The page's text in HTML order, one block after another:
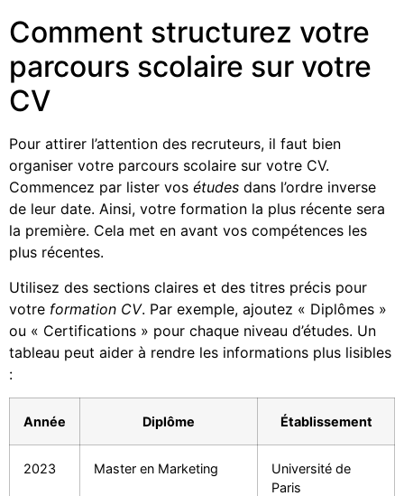
Comment structurez votre
parcours scolaire sur votre
CV
Pour attirer l’attention des recruteurs, il faut bien
organiser votre parcours scolaire sur votre CV.
Commencez par lister vos études dans l’ordre inverse
de leur date. Ainsi, votre formation la plus récente sera
la première. Cela met en avant vos compétences les
plus récentes.
Utilisez des sections claires et des titres précis pour
votre formation CV. Par exemple, ajoutez « Diplômes »
ou « Certifications » pour chaque niveau d’études. Un
tableau peut aider à rendre les informations plus lisibles
:
Année Diplôme Établissement
2023 Master en Marketing
Université de
Paris